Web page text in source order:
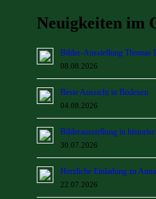
Neuigkeiten im
Bilder-Ausstellung Thomas
08.08.2026
Beste Aussicht in Bödexen
04.08.2026
Bilderausstellung in
30.07.2026
Herzliche Einladung zu
22.07.2026